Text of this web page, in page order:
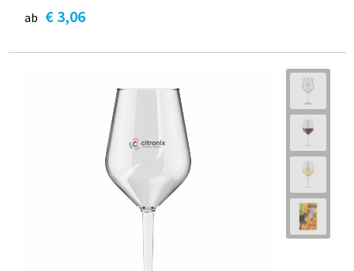
ab € 3,06